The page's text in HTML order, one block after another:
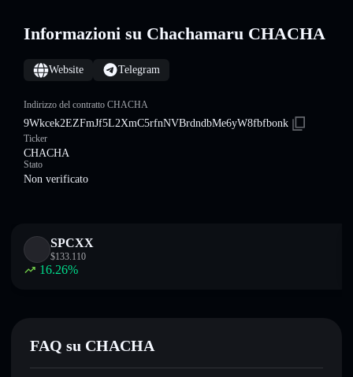
Informazioni su Chachamaru CHACHA
Website Telegram
Indirizzo del contratto CHACHA
9Wkcek2EZFmJf5L2XmC5rfnNVBrdndbMe6yW8fbfbonk
Ticker
CHACHA
Stato
Non verificato
SPCXX
$133.110
16.26%
FAQ su CHACHA